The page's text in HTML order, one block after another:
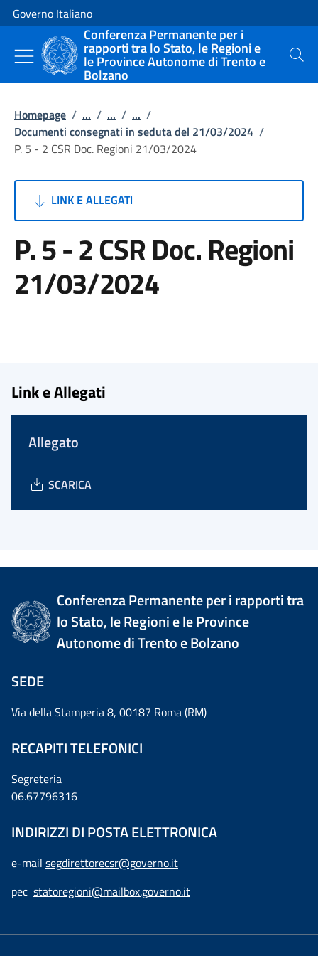
Vai al contenuto
Vai alla navigazione del sito
Governo Italiano
Conferenza Permanente per i
rapporti tra lo Stato, le Regioni e
le Province Autonome di Trento e
Bolzano
Cerca
Homepage / ... / ... / ... /
Documenti consegnati in seduta del 21/03/2024 /
P. 5 - 2 CSR Doc. Regioni 21/03/2024
LINK E ALLEGATI
P. 5 - 2 CSR Doc. Regioni
21/03/2024
Link e Allegati
Allegato
SCARICA
Conferenza Permanente per i rapporti tra
lo Stato, le Regioni e le Province
Autonome di Trento e Bolzano
SEDE
Via della Stamperia 8, 00187 Roma (RM)
RECAPITI TELEFONICI
Segreteria
06.67796316
INDIRIZZI DI POSTA ELETTRONICA
e-mail segdirettorecsr@governo.it
pec statoregioni@mailbox.governo.it